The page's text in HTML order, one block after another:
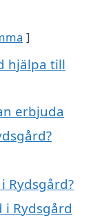
hjälpa till
erbjuda
Rydsgård?
i Rydsgård